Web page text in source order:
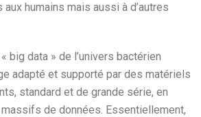
humains mais aussi à d’autres
big data » de l’univers bactérien
adapté et supporté par des matériels
standard et de grande série, en
de données. Essentiellement,